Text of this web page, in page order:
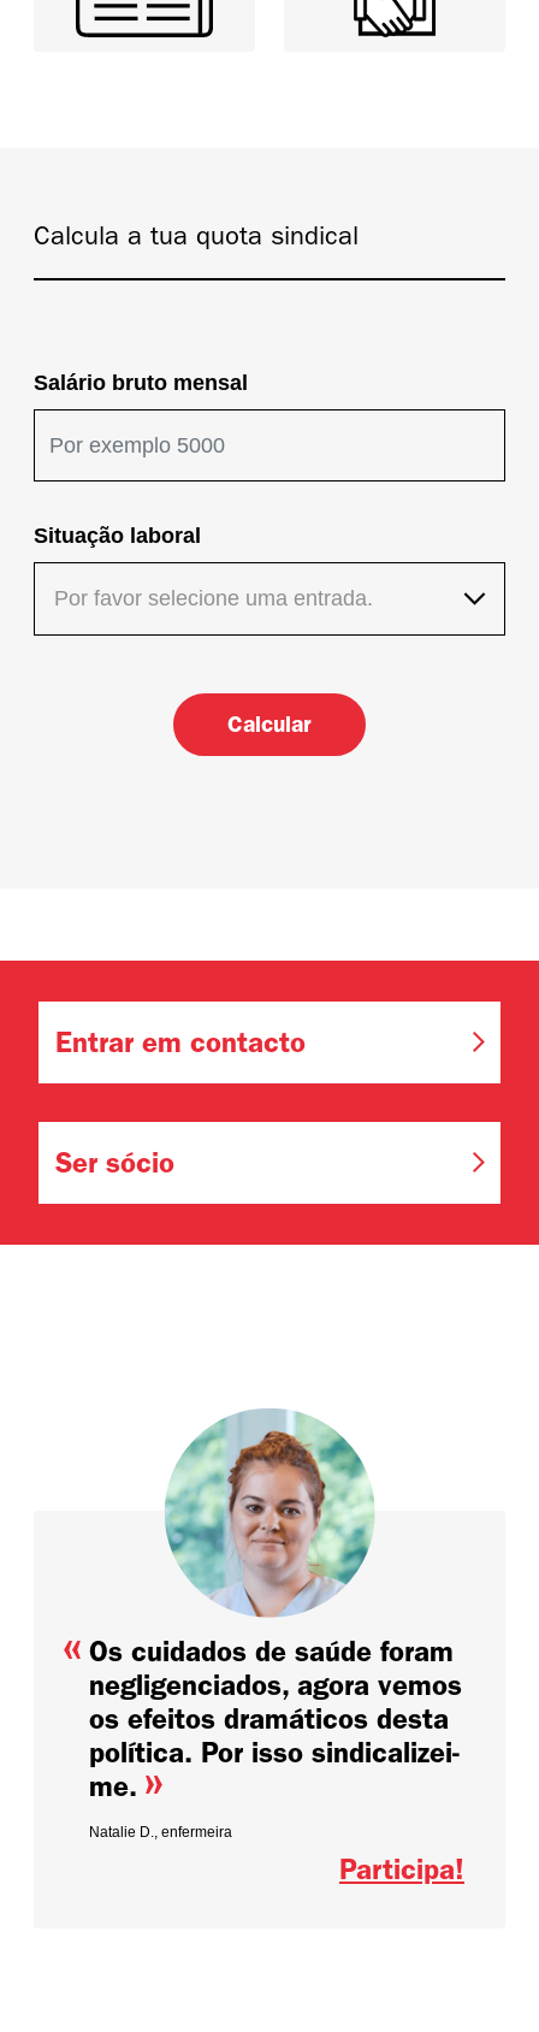
Calcula a tua quota sindical
Salário bruto mensal
Situação laboral
Por favor selecione uma entrada.
Calcular
A tua quota mensal em francos
Continuar a ser sócio
Entrar em contacto
Ser sócio
« Os cuidados de saúde foram
negligenciados, agora vemos
os efeitos dramáticos desta
política. Por isso sindicalizei-
me.»
Natalie D., enfermeira
Participa!